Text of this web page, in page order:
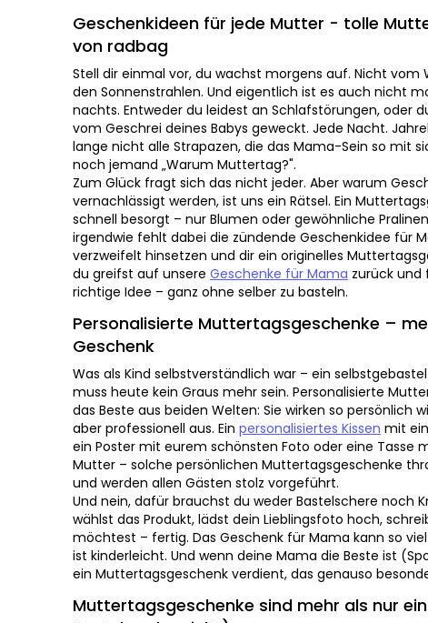
Geschenkideen für jede Mutter - tolle
radbag
Stell dir einmal vor, du wachst morgens auf. Nicht vom
Sonnenstrahlen. Und eigentlich ist es auch nicht
Entweder du leidest an Schlafstörungen, oder du bist
Geschrei deines Babys geweckt. Jede Nacht. Jahrelang.
nicht alle Strapazen, die das Mama-Sein so mit sich
jemand „Warum Muttertag?".
Zum Glück fragt sich das nicht jeder. Aber warum
vernachlässigt werden, ist uns ein Rätsel. Ein
schnell besorgt – nur Blumen oder gewöhnliche Pralinen
irgendwie fehlt dabei die zündende Geschenkidee für
verzweifelt hinsetzen und dir ein originelles
du greifst auf unsere Geschenke für Mamazurück und
richtige Idee – ganz ohne selber zu basteln.
Personalisierte Muttertagsgeschenke – mehr
Was als Kind selbstverständlich war – ein
muss heute kein Graus mehr sein. Personalisierte
das Beste aus beiden Welten: Sie wirken so persönlich
aber professionell aus. Einpersonalisiertes Kissenmit
ein Poster mit eurem schönsten Foto oder eine Tasse mit
– solche persönlichen Muttertagsgeschenke thronen bei
allen Gästen stolz vorgeführt.
Und nein, dafür brauchst du weder Bastelschere noch
das Produkt, lädst dein Lieblingsfoto hoch, schreibst dazu
fertig. Das Geschenk für Mama kann so viel sein und die
Und wenn deine Mama die Beste ist (Spoiler: ist sie),
Muttertagsgeschenk verdient, das genauso besonders ist
Muttertagsgeschenke sind mehr als nur ein
oder nicht)